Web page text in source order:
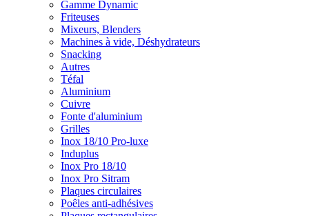
Gamme Dynamic
Friteuses
Mixeurs, Blenders
Machines à vide, Déshydrateurs
Snacking
Autres
Téfal
Aluminium
Cuivre
Fonte d'aluminium
Grilles
Inox 18/10 Pro-luxe
Induplus
Inox Pro 18/10
Inox Pro Sitram
Plaques circulaires
Poêles anti-adhésives